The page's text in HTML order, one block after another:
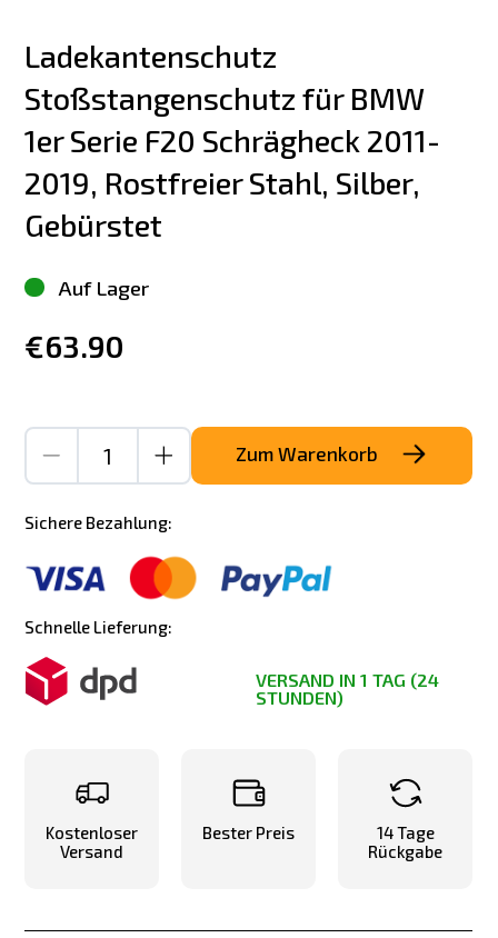
Ladekantenschutz
Stoßstangenschutz für BMW
1er Serie F20 Schrägheck 2011-
2019, Rostfreier Stahl, Silber,
Gebürstet
Auf Lager
€63.90
Zum Warenkorb
Sichere Bezahlung:
Schnelle Lieferung:
VERSAND IN 1 TAG (24
STUNDEN)
Kostenloser
Versand
Bester Preis
14 Tage
Rückgabe